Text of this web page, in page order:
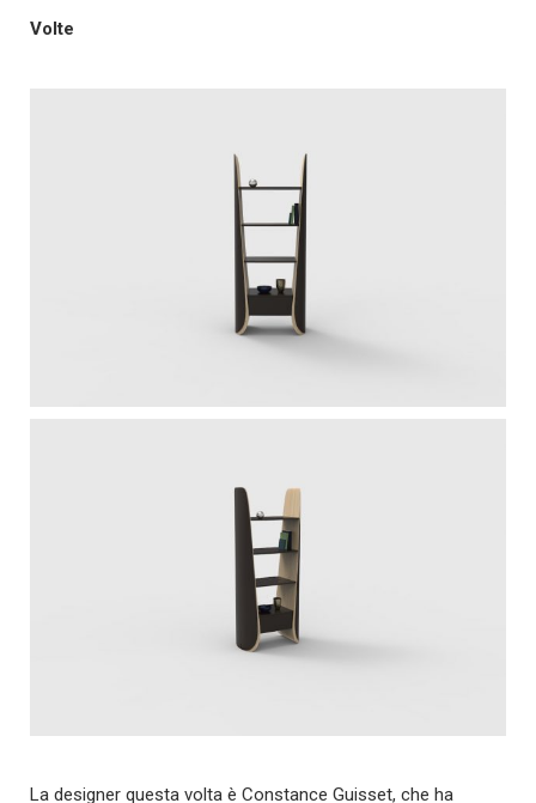
Volte
La designer questa volta è Constance Guisset, che ha